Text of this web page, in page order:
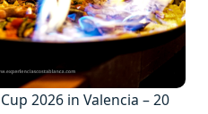
2026 in Valencia – 20